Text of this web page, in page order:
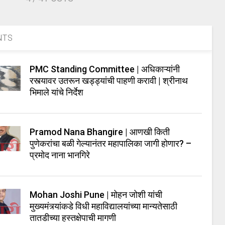
PMC Standing Committee | अधिकाऱ्यांनी
रस्त्यावर उतरून खड्ड्यांची पाहणी करावी | श्रीनाथ
भिमाले यांचे निर्देश
Pramod Nana Bhangire | आणखी किती
पुणेकरांचा बळी गेल्यानंतर महापालिका जागी होणार? –
प्रमोद नाना भानगिरे
Mohan Joshi Pune | मोहन जोशी यांची
मुख्यमंत्र्यांकडे विधी महाविद्यालयांच्या मान्यतेसाठी
तातडीच्या हस्तक्षेपाची मागणी